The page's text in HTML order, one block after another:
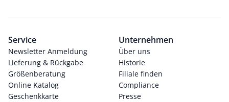
Service
Newsletter Anmeldung
Lieferung & Rückgabe
Größenberatung
Online Katalog
Geschenkkarte
Unternehmen
Über uns
Historie
Filiale finden
Compliance
Presse